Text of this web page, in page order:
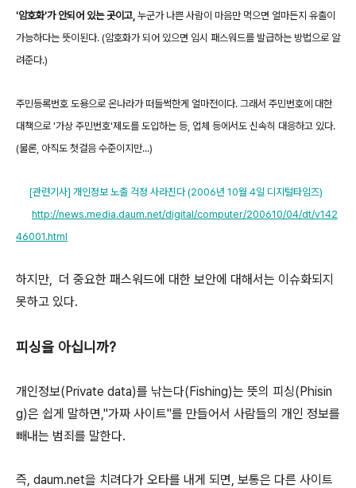
'암호화'가 안되어 있는 곳이고, 누군가 나쁜 사람이 마음만 먹으면 얼마든지 유출이
가능하다는 뜻이된다. (암호화가 되어 있으면 임시 패스워드를 발급하는 방법으로 알
려준다.)
주민등록번호 도용으로 온나라가 떠들썩한게 얼마전이다. 그래서 주민번호에 대한
대책으로 '가상 주민번호'제도를 도입하는 등, 업체 등에서도 신속히 대응하고 있다.
(물론, 아직도 첫걸음 수준이지만...)
[관련기사] 개인정보 노출 걱정 사라진다 (2006년 10월 4일 디지털타임즈)
http://news.media.daum.net/digital/computer/200610/04/dt/v142
46001.html
하지만, 더 중요한 패스워드에 대한 보안에 대해서는 이슈화되지
못하고 있다.
피싱을 아십니까?
개인정보(Private data)를 낚는다(Fishing)는 뜻의 피싱(Phisin
g)은 쉽게 말하면,"가짜 사이트"를 만들어서 사람들의 개인 정보를
빼내는 범죄를 말한다.
즉, daum.net을 치려다가 오타를 내게 되면, 보통은 다른 사이트